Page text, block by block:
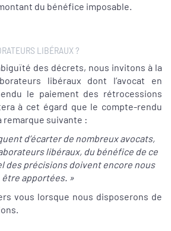
du bénéfice imposable.
LIBÉRAUX ?
des décrets, nous invitons à la
libéraux dont l’avocat en
le paiement des rétrocessions
à cet égard que le compte-rendu
remarque suivante :
d’écarter de nombreux avocats,
libéraux, du bénéfice de ce
des précisions doivent encore nous
être apportées. »
vous lorsque nous disposerons de